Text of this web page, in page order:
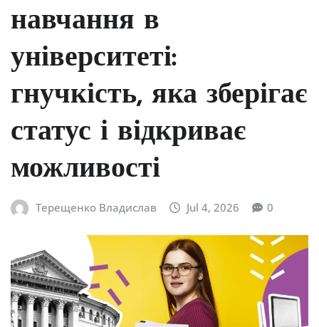
навчання в
університеті:
гнучкість, яка зберігає
статус і відкриває
можливості
Терещенко Владислав Jul 4, 2026 0